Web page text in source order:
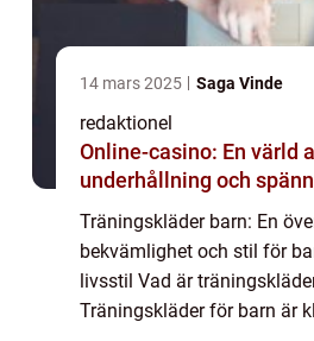
14 mars 2025 Saga Vinde
redaktionel
Online-casino: En värld
underhållning och
Träningskläder barn: En
bekvämlighet och stil för
livsstil Vad är
Träningskläder för barn är